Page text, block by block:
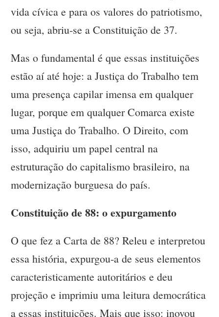
vida cívica e para os valores do patriotismo,
ou seja, abriu-se a Constituição de 37.
Mas o fundamental é que essas instituições
estão aí até hoje: a Justiça do Trabalho tem
uma presença capilar imensa em qualquer
lugar, porque em qualquer Comarca existe
uma Justiça do Trabalho. O Direito, com
isso, adquiriu um papel central na
estruturação do capitalismo brasileiro, na
modernização burguesa do país.
Constituição de 88: o expurgamento
O que fez a Carta de 88? Releu e interpretou
essa história, expurgou-a de seus elementos
caracteristicamente autoritários e deu
projeção e imprimiu uma leitura democrática
a essas instituições. Mais que isso: inovou